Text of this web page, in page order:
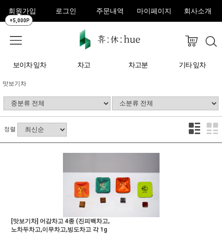
회원가입
+5,000P
로그인 주문내역 마이페이지 회사소개
보이차 잎차 차고 차고분 기타 잎차
맛보기차
정렬
[맛보기차] 어감차고 4종 (진피백차고,
노차두차고,이무차고,빙도차고 각 1g